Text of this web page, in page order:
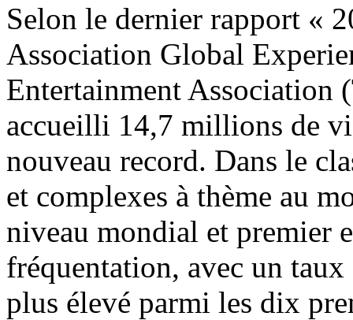
Selon le dernier rapport «
Association Global
Entertainment Association
accueilli 14,7 millions de
nouveau record. Dans le
et complexes à thème au
niveau mondial et premier
fréquentation, avec un
plus élevé parmi les dix